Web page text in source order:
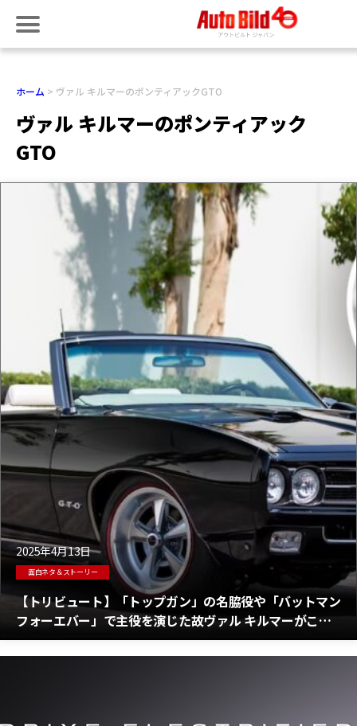
ホーム ヴァル キルマーのポンティアックGTO
ヴァル キルマーのポンティアック
GTO
2025年4月13日
面白ネタ＆ストーリー
【トリビュート】「トップガン」の名脇役や「バットマン
フォーエバー」で主役を演じた故ヴァル キルマーがこよ
なく愛したポンティアックGTOの物語